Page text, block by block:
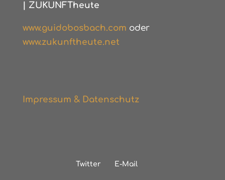
ZUKUNFTheute
www.guidobosbach.com oder
www.zukunftheute.net
Impressum & Datenschutz
Twitter E-Mail